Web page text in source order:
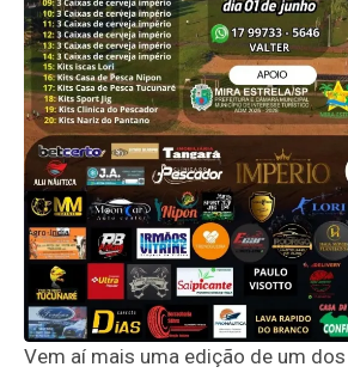
Vem aí mais uma edição de um